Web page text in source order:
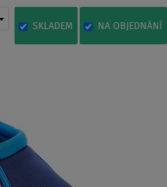
SKLADEM NA OBJEDNÁNÍ